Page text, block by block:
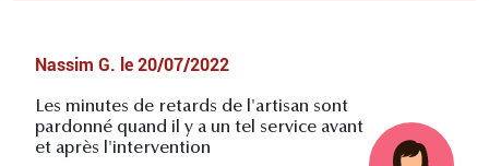
Nassim G. le 20/07/2022
Les minutes de retards de l'artisan sont
pardonné quand il y a un tel service avant
et après l'intervention